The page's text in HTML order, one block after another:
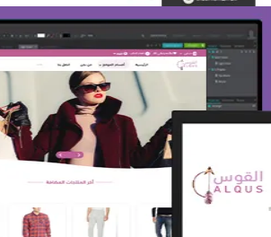
تصميم متجر
التفاصيل